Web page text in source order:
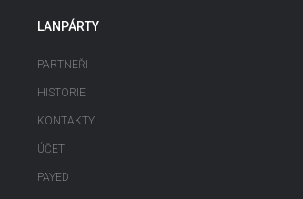
LANPÁRTY
PARTNEŘI
HISTORIE
KONTAKTY
ÚČET
PAYED